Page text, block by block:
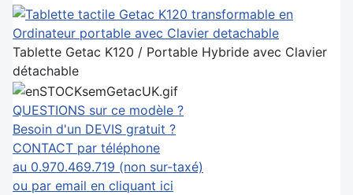
Tablette Getac K120 / Portable Hybride avec Clavier
détachable
QUESTIONS sur ce modèle ?
Besoin d'un DEVIS gratuit ?
CONTACT par téléphone
au 0.970.469.719 (non sur-taxé)
ou par email en cliquant ici